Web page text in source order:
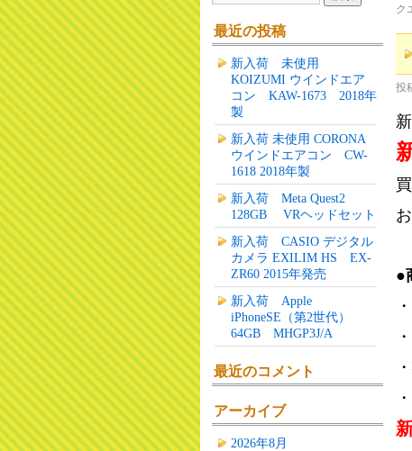
ク
投
●
最近の投稿
新入荷 未使用
KOIZUMI ウインドエア
コン KAW-1673 2018年
製
新入荷 未使用 CORONA
ウインドエアコン CW-
1618 2018年製
新入荷 Meta Quest2
128GB VRヘッドセット
新入荷 CASIO デジタル
カメラ EXILIM HS EX-
ZR60 2015年発売
新入荷 Apple
iPhoneSE（第2世代）
64GB MHGP3J/A
最近のコメント
アーカイブ
2026年8月